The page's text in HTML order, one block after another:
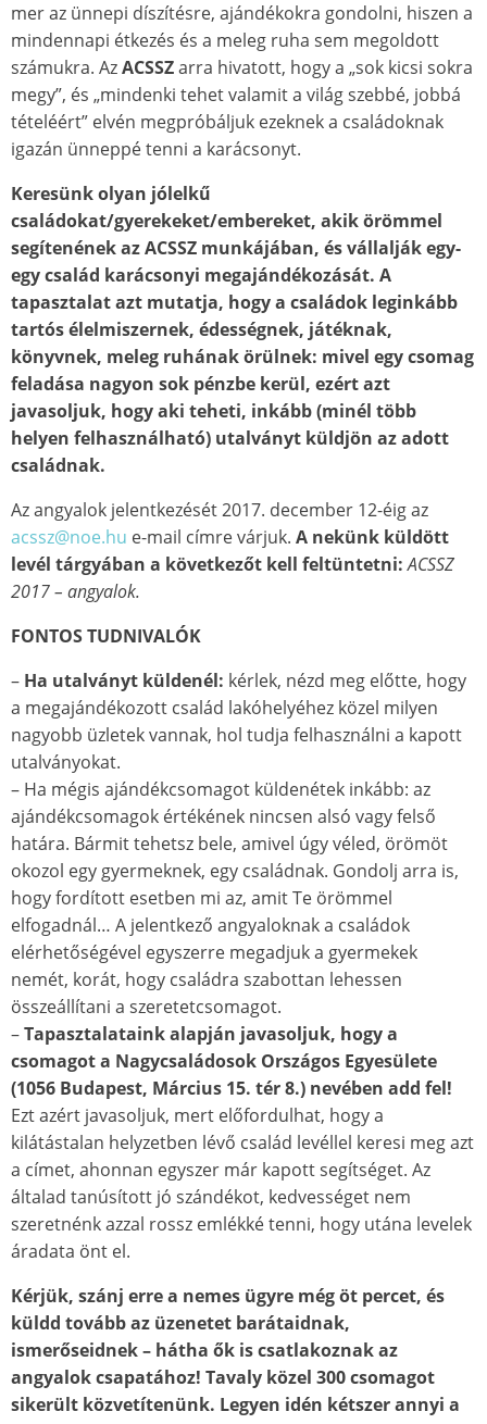
mer az ünnepi díszítésre, ajándékokra gondolni, hiszen a
mindennapi étkezés és a meleg ruha sem megoldott
számukra. AzACSSZarra hivatott, hogy a „sok kicsi sokra
megy”, és „mindenki tehet valamit a világ szebbé, jobbá
tételéért” elvén megpróbáljuk ezeknek a családoknak
igazán ünneppé tenni a karácsonyt.
Keresünk olyan jólelkű
családokat/gyerekeket/embereket, akik örömmel
segítenének az ACSSZ munkájában, és vállalják egy-
egy család karácsonyi megajándékozását. A
tapasztalat azt mutatja, hogy a családok leginkább
tartós élelmiszernek, édességnek, játéknak,
könyvnek, meleg ruhának örülnek: mivel egy csomag
feladása nagyon sok pénzbe kerül, ezért azt
javasoljuk, hogy aki teheti, inkább (minél több
helyen felhasználható) utalványt küldjön az adott
családnak.
Az angyalok jelentkezését 2017. december 12-éig az
acssz@noe.hu e-mail címre várjuk. A nekünk küldött
levél tárgyában a következőt kell feltüntetni:ACSSZ
2017 – angyalok.
FONTOS TUDNIVALÓK
– Ha utalványt küldenél: kérlek, nézd meg előtte, hogy
a megajándékozott család lakóhelyéhez közel milyen
nagyobb üzletek vannak, hol tudja felhasználni a kapott
utalványokat.
– Ha mégis ajándékcsomagot küldenétek inkább: az
ajándékcsomagok értékének nincsen alsó vagy felső
határa. Bármit tehetsz bele, amivel úgy véled, örömöt
okozol egy gyermeknek, egy családnak. Gondolj arra is,
hogy fordított esetben mi az, amit Te örömmel
elfogadnál… A jelentkező angyaloknak a családok
elérhetőségével egyszerre megadjuk a gyermekek
nemét, korát, hogy családra szabottan lehessen
összeállítani a szeretetcsomagot.
–Tapasztalataink alapján javasoljuk, hogy a
csomagot a Nagycsaládosok Országos Egyesülete
(1056 Budapest, Március 15. tér 8.) nevében add fel!
Ezt azért javasoljuk, mert előfordulhat, hogy a
kilátástalan helyzetben lévő család levéllel keresi meg azt
a címet, ahonnan egyszer már kapott segítséget. Az
általad tanúsított jó szándékot, kedvességet nem
szeretnénk azzal rossz emlékké tenni, hogy utána levelek
áradata önt el.
Kérjük, szánj erre a nemes ügyre még öt percet, és
küldd tovább az üzenetet barátaidnak,
ismerőseidnek – hátha ők is csatlakoznak az
angyalok csapatához! Tavaly közel 300 csomagot
sikerült közvetítenünk. Legyen idén kétszer annyi a